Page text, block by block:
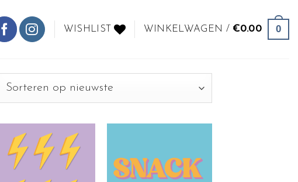
WISHLIST WINKELWAGEN / €0.00 0
Toevoegen
Toevoegen
aan